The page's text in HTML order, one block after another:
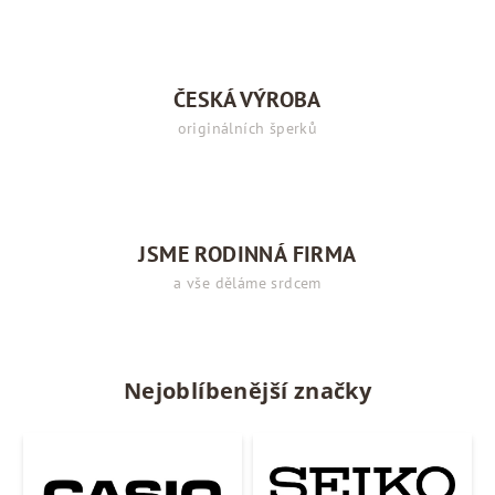
ČESKÁ VÝROBA
originálních šperků
JSME RODINNÁ FIRMA
a vše děláme srdcem
Nejoblíbenější značky